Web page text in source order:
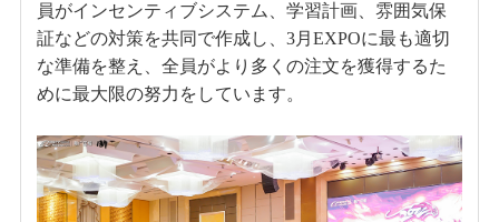
員がインセンティブシステム、学習計画、雰囲気保
証などの対策を共同で作成し、3月EXPOに最も適切
な準備を整え、全員がより多くの注文を獲得するた
めに最大限の努力をしています。